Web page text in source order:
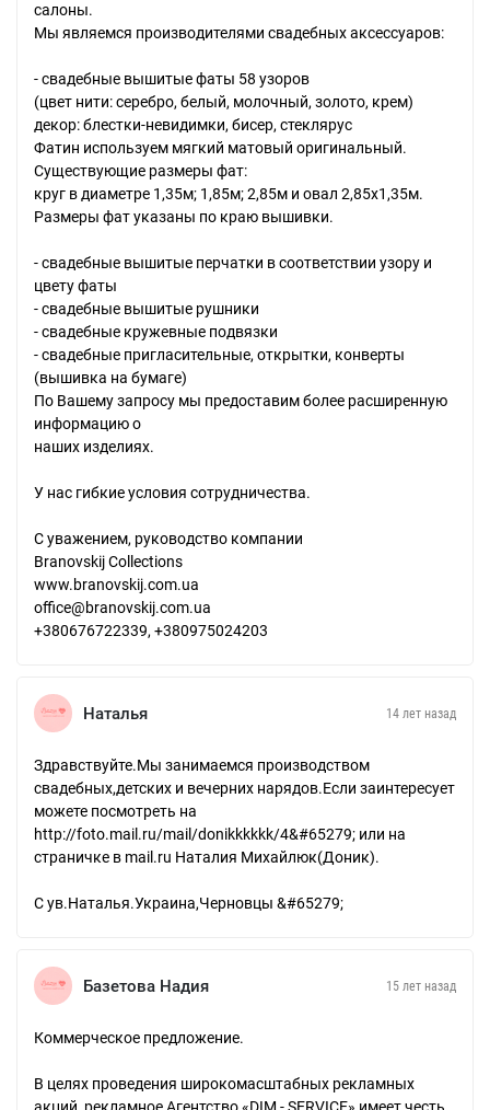
салоны.
Мы являемся производителями свадебных аксессуаров:
- свадебные вышитые фаты 58 узоров
(цвет нити: серебро, белый, молочный, золото, крем)
декор: блестки-невидимки, бисер, стеклярус
Фатин используем мягкий матовый оригинальный.
Существующие размеры фат:
круг в диаметре 1,35м; 1,85м; 2,85м и овал 2,85x1,35м.
Размеры фат указаны по краю вышивки.
- свадебные вышитые перчатки в соответствии узору и
цвету фаты
- свадебные вышитые рушники
- свадебные кружевные подвязки
- свадебные пригласительные, открытки, конверты
(вышивка на бумаге)
По Вашему запросу мы предоставим более расширенную
информацию о
наших изделиях.
У нас гибкие условия сотрудничества.
С уважением, руководство компании
Branovskij Collections
www.branovskij.com.ua
office@branovskij.com.ua
+380676722339, +380975024203
Наталья 14 лет назад
Здравствуйте.Мы занимаемся производством
свадебных,детских и вечерних нарядов.Если заинтересует
можете посмотреть на
http://foto.mail.ru/mail/donikkkkkk/4&#65279; или на
страничке в mail.ru Наталия Михайлюк(Доник).
С ув.Наталья.Украина,Черновцы &#65279;
Базетова Надия 15 лет назад
Коммерческое предложение.
В целях проведения широкомасштабных рекламных